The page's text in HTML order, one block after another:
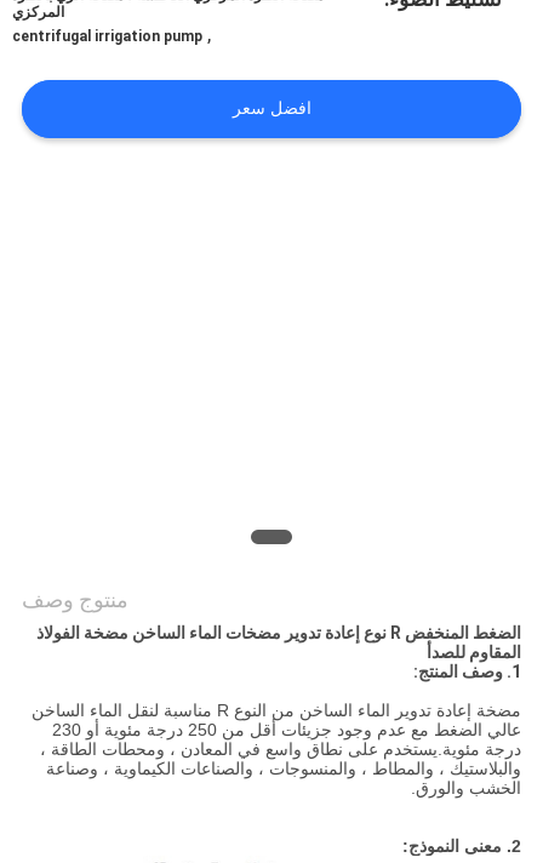
خريطة
المركزي
,
centrifugal irrigation pump
افضل سعر
منتوج وصف
الضغط المنخفض R نوع إعادة تدوير مضخات الماء الساخن مضخة الفولاذ
المقاوم للصدأ
1. وصف المنتج:
مضخة إعادة تدوير الماء الساخن من النوع R مناسبة لنقل الماء الساخن
عالي الضغط مع عدم وجود جزيئات أقل من 250 درجة مئوية أو 230
درجة مئوية.يستخدم على نطاق واسع في المعادن ، ومحطات الطاقة ،
والبلاستيك ، والمطاط ، والمنسوجات ، والصناعات الكيماوية ، وصناعة
الخشب والورق.
2. معنى النموذج: